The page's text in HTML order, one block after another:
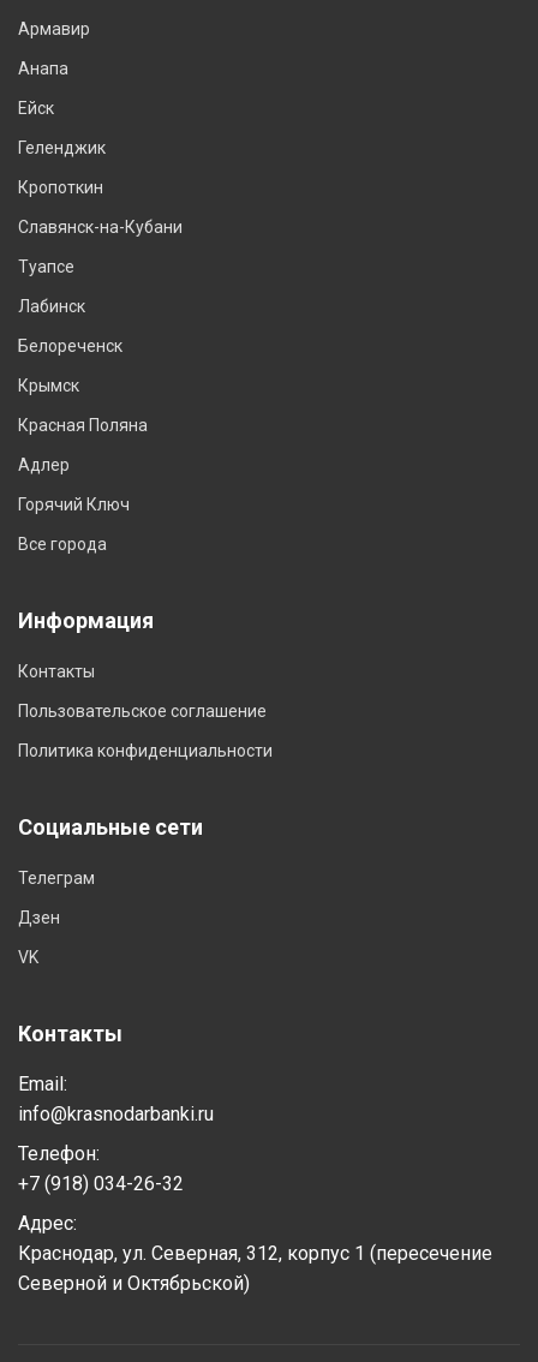
Армавир
Анапа
Ейск
Геленджик
Кропоткин
Славянск-на-Кубани
Туапсе
Лабинск
Белореченск
Крымск
Красная Поляна
Адлер
Горячий Ключ
Все города
Информация
Контакты
Пользовательское соглашение
Политика конфиденциальности
Социальные сети
Телеграм
Дзен
VK
Контакты
Email:
info@krasnodarbanki.ru
Телефон:
+7 (918) 034-26-32
Адрес:
Краснодар, ул. Северная, 312, корпус 1 (пересечение
Северной и Октябрьской)